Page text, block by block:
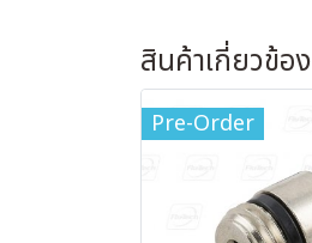
สินค้าเกี่ยวข้อง
Pre-Order